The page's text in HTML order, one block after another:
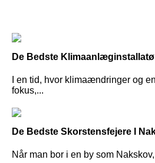
De Bedste
I en tid, hvor klimaændringer og
fokus,...
De Bedste Skorstensfejere I
Når man bor i en by som